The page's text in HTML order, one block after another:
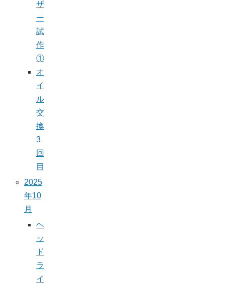
ザ
ー
試
作
①
オ
イ
ル
交
換
3
回
目
2025
年10
月
ヘ
ッ
ド
ラ
イ